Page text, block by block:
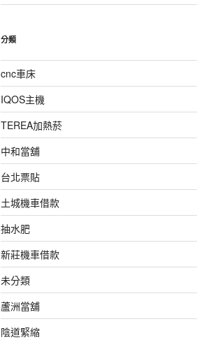
分類
cnc車床
IQOS主機
TEREA加熱菸
中和當舖
台北票貼
土城機車借款
抽水肥
新莊機車借款
未分類
蘆洲當舖
陰道緊縮